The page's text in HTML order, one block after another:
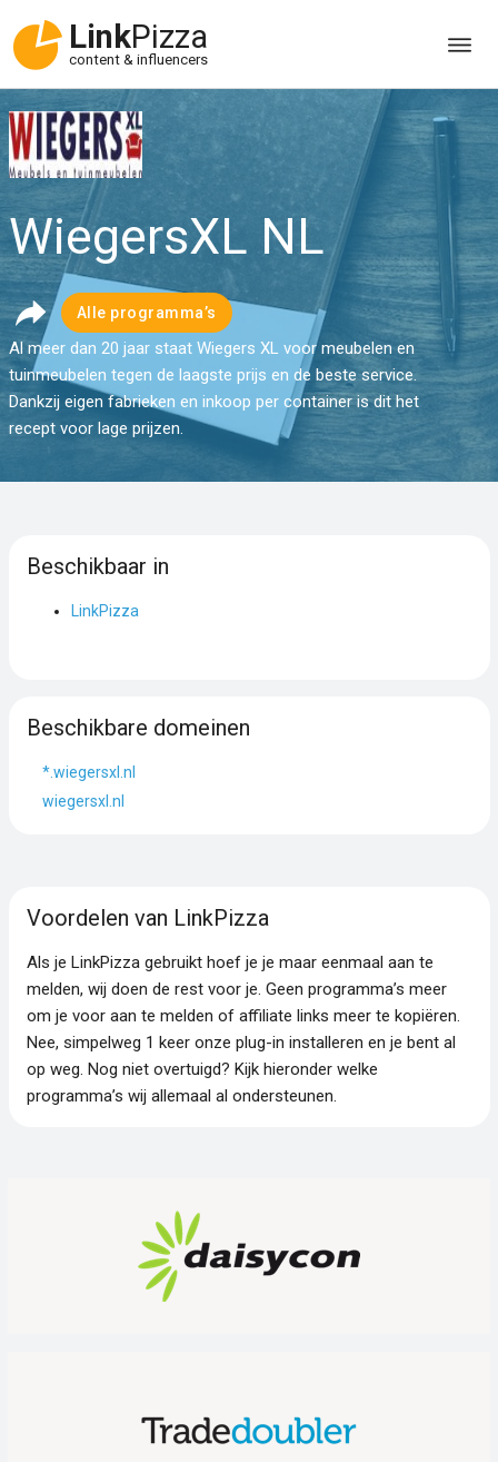
LinkPizza
content & influencers
WiegersXL NL
Alle programma’s
Al meer dan 20 jaar staat Wiegers XL voor meubelen en
tuinmeubelen tegen de laagste prijs en de beste service.
Dankzij eigen fabrieken en inkoop per container is dit het
recept voor lage prijzen.
Beschikbaar in
LinkPizza
Beschikbare domeinen
*.wiegersxl.nl
wiegersxl.nl
Voordelen van LinkPizza
Als je LinkPizza gebruikt hoef je je maar eenmaal aan te
melden, wij doen de rest voor je. Geen programma’s meer
om je voor aan te melden of affiliate links meer te kopiëren.
Nee, simpelweg 1 keer onze plug-in installeren en je bent al
op weg. Nog niet overtuigd? Kijk hieronder welke
programma’s wij allemaal al ondersteunen.